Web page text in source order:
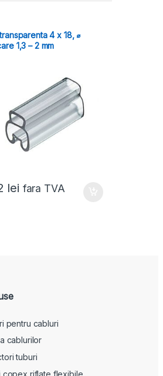
4 x 18, ⌀
1,3 – 2 mm
lei fara TVA
pentru cabluri
cablurilor
tuburi
copex riflate flexibile